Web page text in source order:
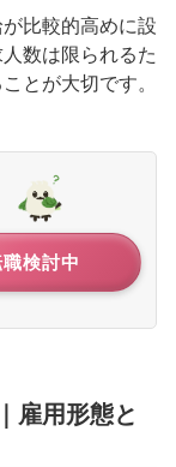
比較的高めに設
数は限られるた
とが大切です。
検討中
雇用形態と